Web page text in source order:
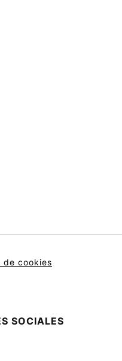
de cookies
SOCIALES